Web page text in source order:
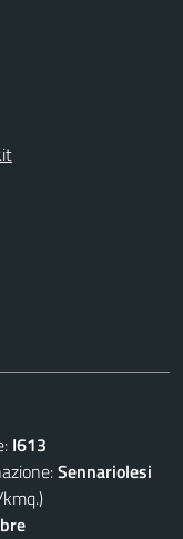
I613
Sennariolesi